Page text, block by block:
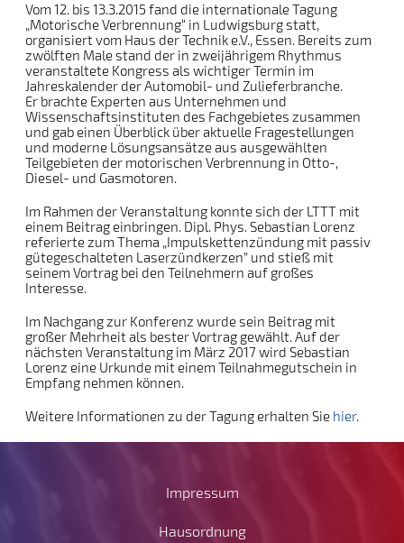
Vom 12. bis 13.3.2015 fand die internationale Tagung
„Motorische Verbrennung“ in Ludwigsburg statt,
organisiert vom Haus der Technik e.V., Essen. Bereits zum
zwölften Male stand der in zweijährigem Rhythmus
veranstaltete Kongress als wichtiger Termin im
Jahreskalender der Automobil- und Zulieferbranche.
Er brachte Experten aus Unternehmen und
Wissenschaftsinstituten des Fachgebietes zusammen
und gab einen Überblick über aktuelle Fragestellungen
und moderne Lösungsansätze aus ausgewählten
Teilgebieten der motorischen Verbrennung in Otto-,
Diesel- und Gasmotoren.
Im Rahmen der Veranstaltung konnte sich der LTTT mit
einem Beitrag einbringen. Dipl. Phys. Sebastian Lorenz
referierte zum Thema „Impulskettenzündung mit passiv
gütegeschalteten Laserzündkerzen” und stieß mit
seinem Vortrag bei den Teilnehmern auf großes
Interesse.
Im Nachgang zur Konferenz wurde sein Beitrag mit
großer Mehrheit als bester Vortrag gewählt. Auf der
nächsten Veranstaltung im März 2017 wird Sebastian
Lorenz eine Urkunde mit einem Teilnahmegutschein in
Empfang nehmen können.
Weitere Informationen zu der Tagung erhalten Sie hier.
Impressum
Hausordnung